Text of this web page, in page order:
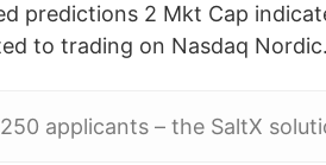
predictions 2 Mkt Cap
to trading on Nasdaq Nordic.
applicants – the SaltX